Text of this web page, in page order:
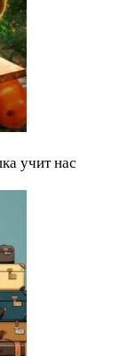
учит нас